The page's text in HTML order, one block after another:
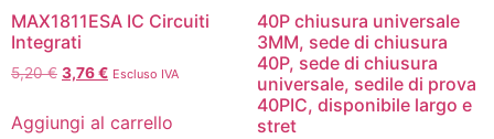
MAX1811ESA IC Circuiti
Integrati
5,20€ 3,76€ Escluso IVA
Aggiungi al carrello
40P chiusura universale
3MM, sede di chiusura
40P, sede di chiusura
universale, sedile di prova
40PIC, disponibile largo e
stret